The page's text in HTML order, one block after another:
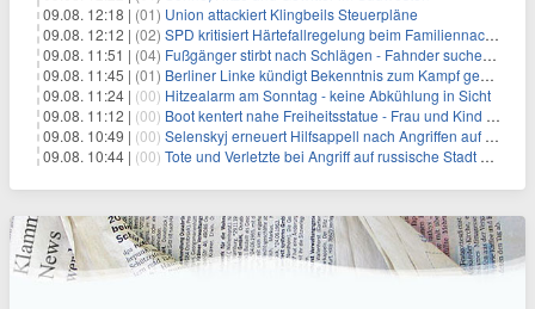
09.08. 12:18 | (01) Union attackiert Klingbeils Steuerpläne
09.08. 12:12 | (02) SPD kritisiert Härtefallregelung beim Familiennachzug als zu streng
09.08. 11:51 | (04) Fußgänger stirbt nach Schlägen - Fahnder suchen Autofahrer
09.08. 11:45 | (01) Berliner Linke kündigt Bekenntnis zum Kampf gegen Antisemitismus an
09.08. 11:24 | (00) Hitzealarm am Sonntag - keine Abkühlung in Sicht
09.08. 11:12 | (00) Boot kentert nahe Freiheitsstatue - Frau und Kind sterben
09.08. 10:49 | (00) Selenskyj erneuert Hilfsappell nach Angriffen auf mehrere Städte
09.08. 10:44 | (00) Tote und Verletzte bei Angriff auf russische Stadt Belgorod